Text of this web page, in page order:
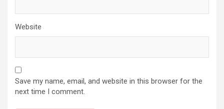
Website
Save my name, email, and website in this browser for the
next time I comment.